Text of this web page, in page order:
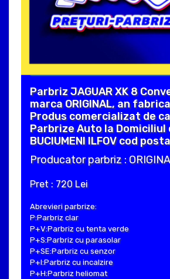
Parbriz JAGUAR XK 8
marca ORIGINAL, an
Produs comercializat de
Parbrize Auto la
BUCIUMENI ILFOV cod
Producator parbriz :
Pret : 720 Lei
Abrevieri parbrize:
P:Parbriz clar
P+V:Parbriz cu tenta verde
P+S:Parbriz cu parasolar
P+SE:Parbriz cu senzor
P+I:Parbriz cu incalzire
P+H:Parbriz heliomat